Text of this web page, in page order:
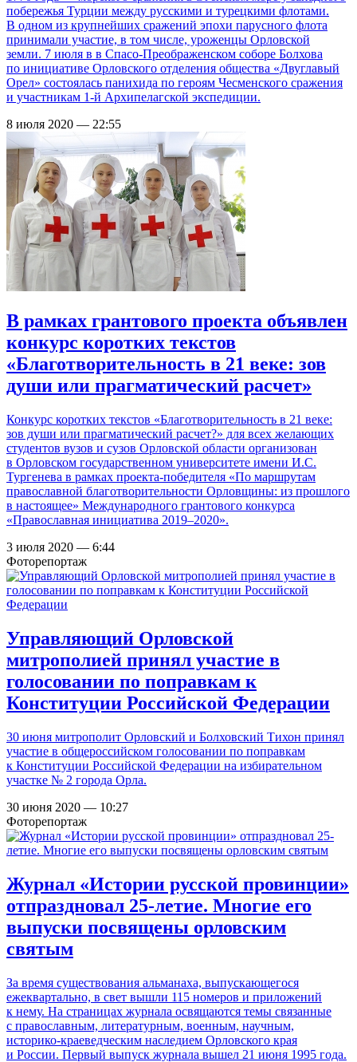
побережья Турции между русскими и турецкими флотами.
В одном из крупнейших сражений эпохи парусного флота
принимали участие, в том числе, уроженцы Орловской
земли. 7 июля в в Спасо-Преображенском соборе Болхова
по инициативе Орловского отделения общества «Двуглавый
Орел» состоялась панихида по героям Чесменского сражения
и участникам 1-й Архипелагской экспедиции.
8 июля 2020 — 22:55
В рамках грантового проекта объявлен
конкурс коротких текстов
«Благотворительность в 21 веке: зов
души или прагматический расчет»
Конкурс коротких текстов «Благотворительность в 21 веке:
зов души или прагматический расчет?» для всех желающих
студентов вузов и сузов Орловской области организован
в Орловском государственном университете имени И.С.
Тургенева в рамках проекта-победителя «По маршрутам
православной благотворительности Орловщины: из прошлого
в настоящее» Международного грантового конкурса
«Православная инициатива 2019–2020».
3 июля 2020 — 6:44
Фоторепортаж
Управляющий Орловской
митрополией принял участие в
голосовании по поправкам к
Конституции Российской Федерации
30 июня митрополит Орловский и Болховский Тихон принял
участие в общероссийском голосовании по поправкам
к Конституции Российской Федерации на избирательном
участке № 2 города Орла.
30 июня 2020 — 10:27
Фоторепортаж
Журнал «Истории русской провинции»
отпраздновал 25-летие. Многие его
выпуски посвящены орловским
святым
За время существования альманаха, выпускающегося
ежеквартально, в свет вышли 115 номеров и приложений
к нему. На страницах журнала освящаются темы связанные
с православным, литературным, военным, научным,
историко-краеведческим наследием Орловского края
и России. Первый выпуск журнала вышел 21 июня 1995 года.